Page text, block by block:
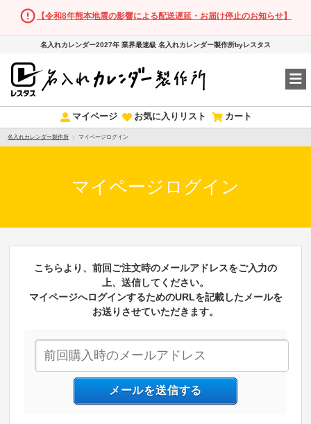
【令和8年熊本地震の影響による配送遅延・お届け停止のお知らせ】
名入れカレンダー2027年 業界最速級 名入れカレンダー製作所byレスタス
マイページ お気に入りリスト カート
名入れカレンダー製作所 マイページログイン
マイページログイン
こちらより、前回ご注文時のメールアドレスをご入力の
上、送信してください。
マイページへログインするためのURLを記載したメールを
お送りさせていただきます。